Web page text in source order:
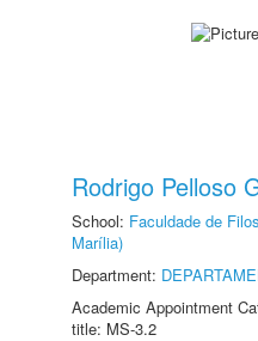
Rodrigo Pelloso
School: Faculdade de
Marília)
Department:
Academic Appointment
title: MS-3.2